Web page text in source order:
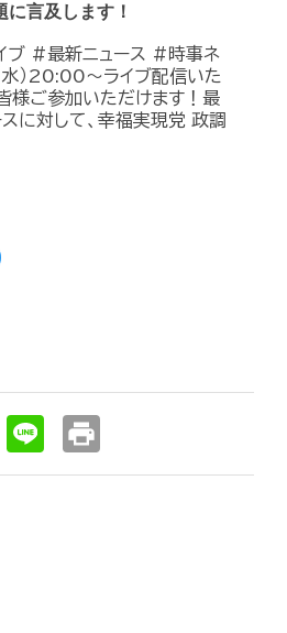
言及します！
ブ #最新ニュース #時事ネ
）20:00～ライブ配信いた
皆様ご参加いただけます！最
に対して、幸福実現党 政調
print